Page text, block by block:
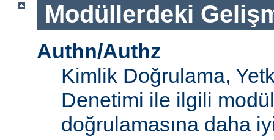
Modüllerdeki
Authn/Authz
Kimlik Doğrulama,
Denetimi ile ilgili
doğrulamasına daha